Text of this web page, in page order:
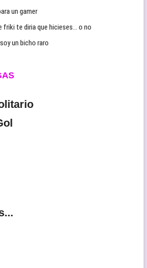
un gamer
friki te diria que hicieses… o no
un bicho raro